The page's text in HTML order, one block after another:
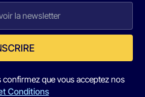
que vous acceptez nos
Conditions